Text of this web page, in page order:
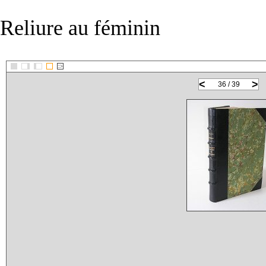
Reliure au féminin
::>
< >
36 / 39